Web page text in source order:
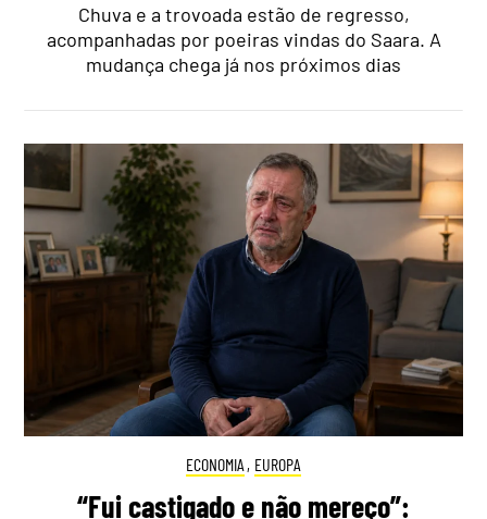
Chuva e a trovoada estão de regresso,
acompanhadas por poeiras vindas do Saara. A
mudança chega já nos próximos dias
ECONOMIA , EUROPA
“Fui castigado e não mereço”: